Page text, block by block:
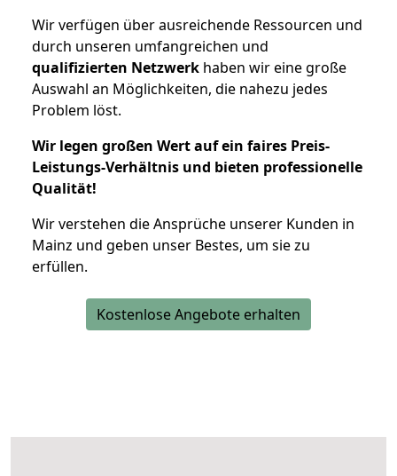
Wir verfügen über ausreichende Ressourcen und
durch unseren umfangreichen und
qualifizierten Netzwerk haben wir eine große
Auswahl an Möglichkeiten, die nahezu jedes
Problem löst.
Wir legen großen Wert auf ein faires Preis-
Leistungs-Verhältnis und bieten professionelle
Qualität!
Wir verstehen die Ansprüche unserer Kunden in
Mainz und geben unser Bestes, um sie zu
erfüllen.
Kostenlose Angebote erhalten